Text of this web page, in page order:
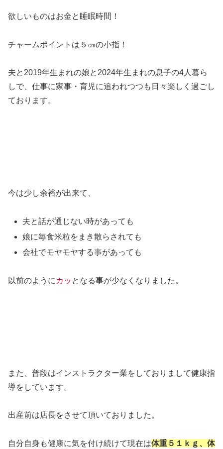
欲しいものはお金と睡眠時間！
チャームポイントは５㎝の小指！
夫と2019年生まれの娘と2024年生まれの息子の4人暮ら
しで、仕事に家事・育児に追われつつも日々楽しく過ごし
ております。
今は少し余裕が出来て、
夫と話が通じない時があっても
娘に毎食米粒をまき散らされても
会社でモヤモヤする事があっても
以前のように カッ となる事が少なくなりました。
また、普段はインストラクター業をしておりまして健康指
導をしています。
出産前は店長をさせて頂いておりました。
自分自身も健康に気を付け続けて現在は体重５１ｋｇ、体